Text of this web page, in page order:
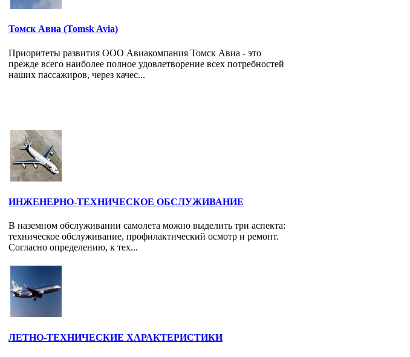
Томск Авиа (Tomsk Avia)
Приоритеты развития ООО Авиакомпания Томск Авиа - это
прежде всего наиболее полное удовлетворение всех потребностей
наших пассажиров, через качес...
ИНЖЕНЕРНО-ТЕХНИЧЕСКОЕ ОБСЛУЖИВАНИЕ
В наземном обслуживании самолета можно выделить три аспекта:
техническое обслуживание, профилактический осмотр и ремонт.
Согласно определению, к тех...
ЛЕТНО-ТЕХНИЧЕСКИЕ ХАРАКТЕРИСТИКИ